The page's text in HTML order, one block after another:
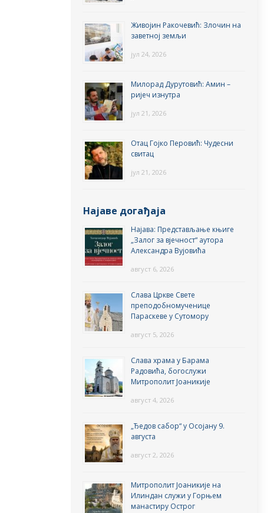
Живојин Ракочевић: Злочин на
заветној земљи
јул 24, 2026
Милорад Дурутовић: Амин –
ријеч изнутра
јул 21, 2026
Отац Гојко Перовић: Чудесни
свитац
јул 21, 2026
Најаве догађаја
Најава: Представљање књиге
„Залог за вјечност“ аутора
Александра Вујовића
август 6, 2026
Слава Цркве Свете
преподобномученице
Параскеве у Сутомору
август 5, 2026
Слава храма у Барама
Радовића, богослужи
Митрополит Јоаникије
август 4, 2026
„Ђедов сабор“ у Осојану 9.
августа
август 2, 2026
Митрополит Јоаникије на
Илиндан служи у Горњем
манастиру Острог